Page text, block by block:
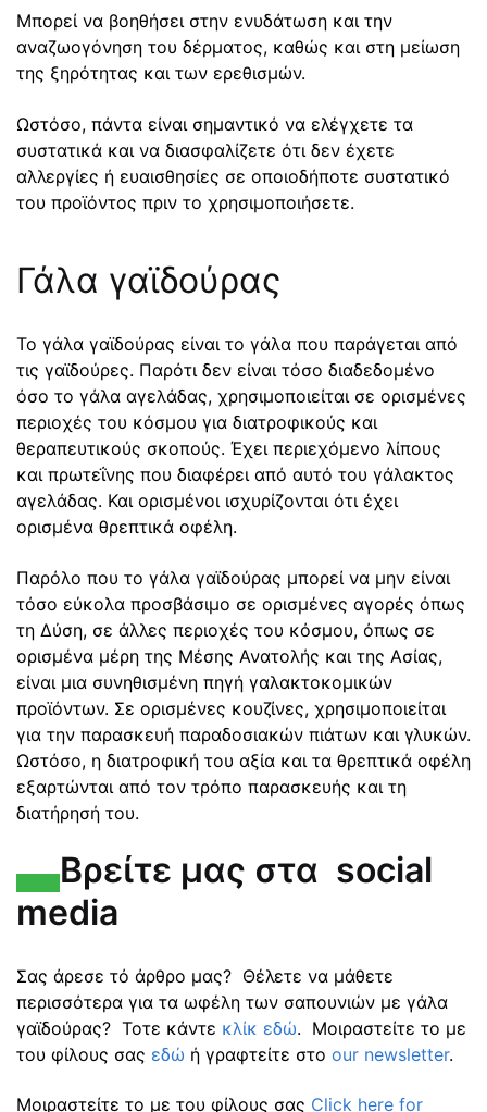
Μπορεί να βοηθήσει στην ενυδάτωση και την
αναζωογόνηση του δέρματος, καθώς και στη μείωση
της ξηρότητας και των ερεθισμών.
Ωστόσο, πάντα είναι σημαντικό να ελέγχετε τα
συστατικά και να διασφαλίζετε ότι δεν έχετε
αλλεργίες ή ευαισθησίες σε οποιοδήποτε συστατικό
του προϊόντος πριν το χρησιμοποιήσετε.
Γάλα γαϊδούρας
Το γάλα γαϊδούρας είναι το γάλα που παράγεται από
τις γαϊδούρες. Παρότι δεν είναι τόσο διαδεδομένο
όσο το γάλα αγελάδας, χρησιμοποιείται σε ορισμένες
περιοχές του κόσμου για διατροφικούς και
θεραπευτικούς σκοπούς. Έχει περιεχόμενο λίπους
και πρωτεΐνης που διαφέρει από αυτό του γάλακτος
αγελάδας. Και ορισμένοι ισχυρίζονται ότι έχει
ορισμένα θρεπτικά οφέλη.
Παρόλο που το γάλα γαϊδούρας μπορεί να μην είναι
τόσο εύκολα προσβάσιμο σε ορισμένες αγορές όπως
τη Δύση, σε άλλες περιοχές του κόσμου, όπως σε
ορισμένα μέρη της Μέσης Ανατολής και της Ασίας,
είναι μια συνηθισμένη πηγή γαλακτοκομικών
προϊόντων. Σε ορισμένες κουζίνες, χρησιμοποιείται
για την παρασκευή παραδοσιακών πιάτων και γλυκών.
Ωστόσο, η διατροφική του αξία και τα θρεπτικά οφέλη
εξαρτώνται από τον τρόπο παρασκευής και τη
διατήρησή του.
Βρείτε μας στα social
media
Σας άρεσε τό άρθρο μας? Θέλετε να μάθετε
περισσότερα για τα ωφέλη των σαπουνιών με γάλα
γαϊδούρας? Τοτε κάντε κλίκ εδώ. Μοιραστείτε το με
του φίλους σας εδώ ή γραφτείτε στο our newsletter.
Μοιραστείτε το με του φίλους σας Click here for